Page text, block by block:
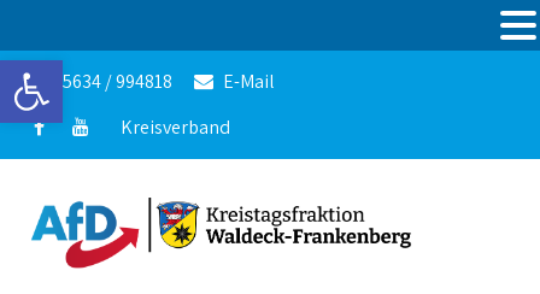
Werkzeugleiste öffnen
05634 / 994818
E-Mail
Kreisverband